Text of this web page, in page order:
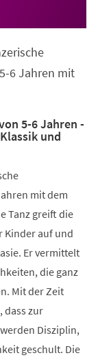
6 Jahren mit
5-6 Jahren -
und
mit dem
Tanz greift die
Kinder auf und
Er vermittelt
die ganz
Mit der Zeit
dass zur
Disziplin,
geschult. Die